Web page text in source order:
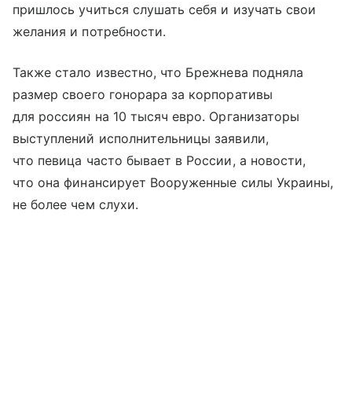
пришлось учиться слушать себя и изучать свои
желания и потребности.
Также стало известно, что Брежнева подняла
размер своего гонорара за корпоративы
для россиян на 10 тысяч евро. Организаторы
выступлений исполнительницы заявили,
что певица часто бывает в России, а новости,
что она финансирует Вооруженные силы Украины,
не более чем слухи.